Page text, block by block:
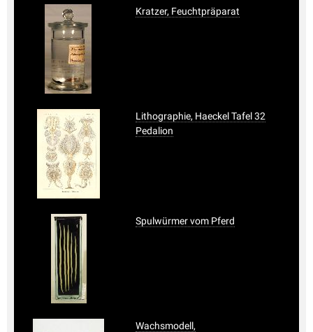
Kratzer, Feuchtpräparat
Lithographie, Haeckel Tafel 32
Pedalion
Spulwürmer vom Pferd
Wachsmodell,